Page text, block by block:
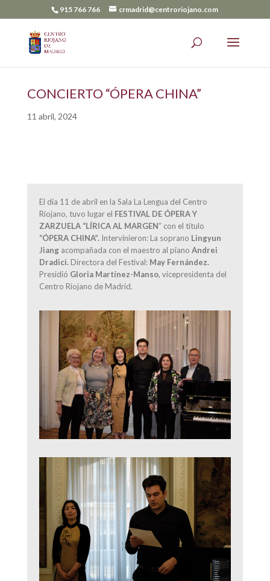
915 766 766 crmadrid@centroriojano.com
CONCIERTO “ÓPERA CHINA”
11 abril, 2024
El día 11 de abril en la Sala La Lengua del Centro
Riojano, tuvo lugar el FESTIVAL DE ÓPERA Y
ZARZUELA “LÍRICA AL MARGEN” con el título
“ÓPERA CHINA”. Intervinieron: La soprano Lingyun
Jiang acompañada con el maestro al piano Andrei
Dradici. Directora del Festival: May Fernández.
Presidió Gloria Martínez-Manso, vicepresidenta del
Centro Riojano de Madrid.